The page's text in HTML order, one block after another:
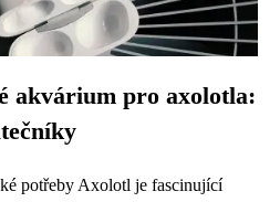
akvárium pro axolotla:
potřeby Axolotl je fascinující